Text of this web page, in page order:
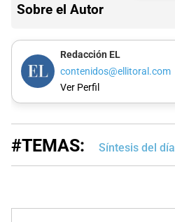
Sobre el Autor
Redacción EL
contenidos@ellitoral.com
Ver Perfil
#TEMAS: Síntesis del día